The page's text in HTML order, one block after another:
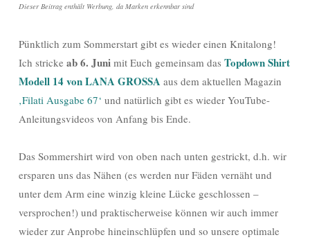
Dieser Beitrag enthält Werbung, da Marken erkennbar sind
Pünktlich zum Sommerstart gibt es wieder einen Knitalong!
Ich stricke ab 6. Juni mit Euch gemeinsam das Topdown Shirt
Modell 14 von LANA GROSSA aus dem aktuellen Magazin
‚Filati Ausgabe 67‘ und natürlich gibt es wieder YouTube-
Anleitungsvideos von Anfang bis Ende.
Das Sommershirt wird von oben nach unten gestrickt, d.h. wir
ersparen uns das Nähen (es werden nur Fäden vernäht und
unter dem Arm eine winzig kleine Lücke geschlossen –
versprochen!) und praktischerweise können wir auch immer
wieder zur Anprobe hineinschlüpfen und so unsere optimale